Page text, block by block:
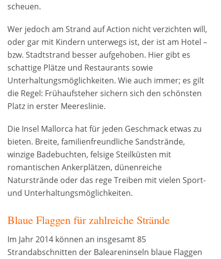
scheuen.
Wer jedoch am Strand auf Action nicht verzichten will,
oder gar mit Kindern unterwegs ist, der ist am Hotel –
bzw. Stadtstrand besser aufgehoben. Hier gibt es
schattige Plätze und Restaurants sowie
Unterhaltungsmöglichkeiten. Wie auch immer; es gilt
die Regel: Frühaufsteher sichern sich den schönsten
Platz in erster Meereslinie.
Die Insel Mallorca hat für jeden Geschmack etwas zu
bieten. Breite, familienfreundliche Sandstrände,
winzige Badebuchten, felsige Steilküsten mit
romantischen Ankerplätzen, dünenreiche
Naturstrände oder das rege Treiben mit vielen Sport-
und Unterhaltungsmöglichkeiten.
Blaue Flaggen für zahlreiche Strände
Im Jahr 2014 können an insgesamt 85
Strandabschnitten der Baleareninseln blaue Flaggen